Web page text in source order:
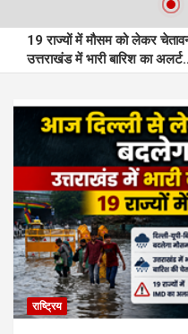
19 राज्यों में मौसम को लेकर
उत्तराखंड में भारी बारिश का
शुभारंभ…
मुंगेली : प्राकृतिक बीजों से सजी
मुंगेली : बछेरा में आधुनिक
रूस के साथ उत्तर कोरिया की सैन्य
पर हमले की तैयारी…
राष्ट्रिय